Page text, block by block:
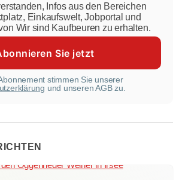
Infos aus den Bereichen
Einkaufswelt, Jobportal und
Wir sind Kaufbeuren zu erhalten.
stimmen Sie unserer
und unseren AGB zu.